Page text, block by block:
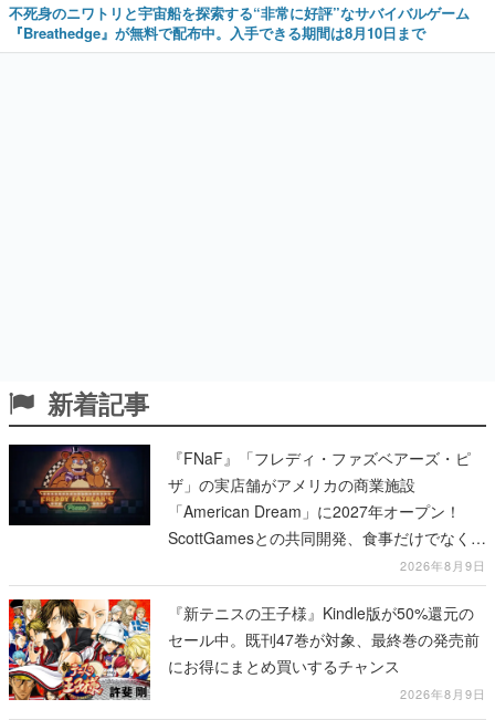
不死身のニワトリと宇宙船を探索する“非常に好評”なサバイバルゲーム
『Breathedge』が無料で配布中。入手できる期間は8月10日まで
新着記事
『FNaF』「フレディ・ファズベアーズ・ピ
ザ」の実店舗がアメリカの商業施設
「American Dream」に2027年オープン！
ScottGamesとの共同開発、食事だけでなくス
テージショーや没入型のホラー体験も楽しめ
る
2026年8月9日
『新テニスの王子様』Kindle版が50%還元の
セール中。既刊47巻が対象、最終巻の発売前
にお得にまとめ買いするチャンス
2026年8月9日